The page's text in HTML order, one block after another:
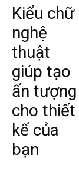
Kiểu chữ
nghệ
thuật
giúp tạo
ấn tượng
cho thiết
kế của
bạn